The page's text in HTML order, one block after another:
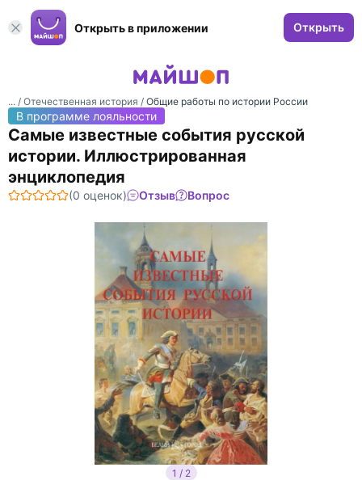
Открыть в приложении Открыть
... / Отечественная история / Общие работы по истории России
В программе лояльности
Самые известные события русской
истории. Иллюстрированная
энциклопедия
(0 оценок) Отзыв Вопрос
1 / 2